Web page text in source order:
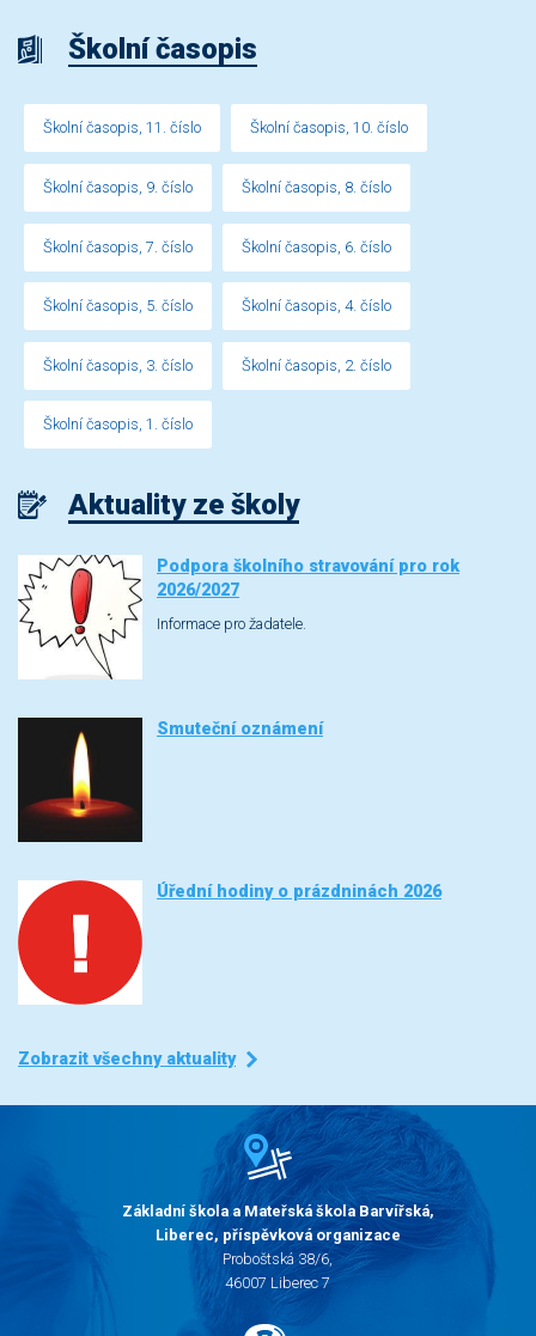
Školní časopis
Školní časopis, 11. číslo Školní časopis, 10. číslo
Školní časopis, 9. číslo Školní časopis, 8. číslo
Školní časopis, 7. číslo Školní časopis, 6. číslo
Školní časopis, 5. číslo Školní časopis, 4. číslo
Školní časopis, 3. číslo Školní časopis, 2. číslo
Školní časopis, 1. číslo
Aktuality ze školy
Podpora školního stravování pro rok
2026/2027
Informace pro žadatele.
Smuteční oznámení
Úřední hodiny o prázdninách 2026
Zobrazit všechny aktuality
Základní škola a Mateřská škola Barvířská,
Liberec, příspěvková organizace
Proboštská 38/6,
46007 Liberec 7